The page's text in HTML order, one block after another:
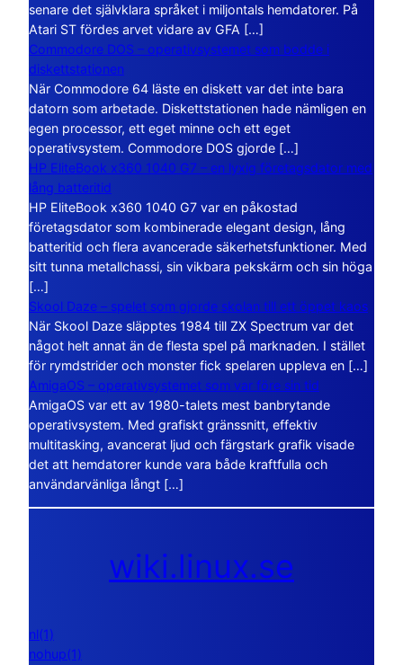
senare det självklara språket i miljontals hemdatorer. På
Atari ST fördes arvet vidare av GFA […]
Commodore DOS – operativsystemet som bodde i
diskettstationen
När Commodore 64 läste en diskett var det inte bara
datorn som arbetade. Diskettstationen hade nämligen en
egen processor, ett eget minne och ett eget
operativsystem. Commodore DOS gjorde […]
HP EliteBook x360 1040 G7 – en lyxig företagsdator med
lång batteritid
HP EliteBook x360 1040 G7 var en påkostad
företagsdator som kombinerade elegant design, lång
batteritid och flera avancerade säkerhetsfunktioner. Med
sitt tunna metallchassi, sin vikbara pekskärm och sin höga
[…]
Skool Daze – spelet som gjorde skolan till ett öppet kaos
När Skool Daze släpptes 1984 till ZX Spectrum var det
något helt annat än de flesta spel på marknaden. I stället
för rymdstrider och monster fick spelaren uppleva en […]
AmigaOS – operativsystemet som var före sin tid
AmigaOS var ett av 1980-talets mest banbrytande
operativsystem. Med grafiskt gränssnitt, effektiv
multitasking, avancerat ljud och färgstark grafik visade
det att hemdatorer kunde vara både kraftfulla och
användarvänliga långt […]
wiki.linux.se
nl(1)
nohup(1)